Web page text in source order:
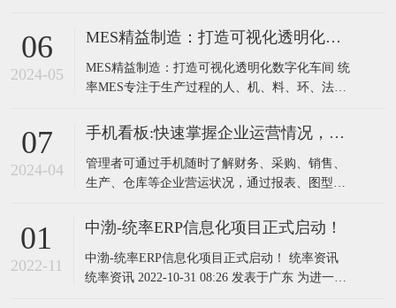
务负责人以及各部门相关负责人和统率软件实施
团队共同参加会议。为了全面贯彻数字化转型，
提升蕾德滋“信息集成化”水平，前期经过需求调
研、管理咨询、方案交流等
06
2024-05
MES精益制造：打造可视化透明化数字化车间
MES精益制造：打造可视化透明化数字化车间 统
率MES专注于生产过程的人、机、料、环、法无
求。是整合管理和多类硬件的综合智能化系统，
它由一组共享数据的程序，通过布置在生产现场
的专用设备，对原材料上线到成品入库的整个生
产过程实时采集数据、控制和监控来提高生
07
2024-04
手机看板:快速掌握企业运营情况，助力管理者科学决策
管理者可通过手机随时了解财务、采购、销售、
生产、仓库等企业营运状况，通过报表、图型等
的决策数据支持，从而迅速调整经营策略以应对
01
2022-11
中渤-统率ERP信息化项目正式启动！
中渤-统率ERP信息化项目正式启动！ 统率资讯
统率资讯 2022-10-31 08:26 发表于广东 为进一步